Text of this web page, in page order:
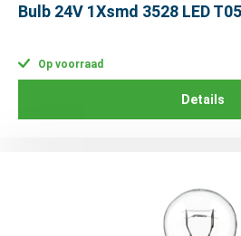
Bulb 24V 1Xsmd 3528 LED
Op voorraad
Details